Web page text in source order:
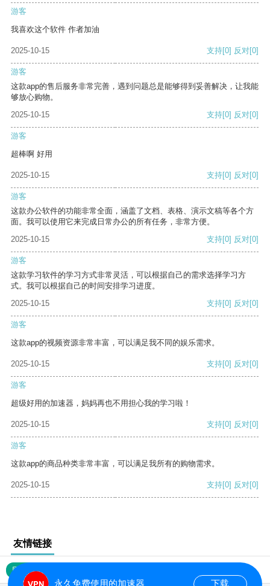
游客
我喜欢这个软件 作者加油
2025-10-15 支持[0] 反对[0]
游客
这款app的售后服务非常完善，遇到问题总是能够得到妥善解决，让我能
够放心购物。
2025-10-15
支持[0] 反对[0]
游客
超棒啊 好用
2025-10-15 支持[0] 反对[0]
游客
这款办公软件的功能非常全面，涵盖了文档、表格、演示文稿等各个方
面。我可以使用它来完成日常办公的所有任务，非常方便。
2025-10-15
支持[0] 反对[0]
游客
这款学习软件的学习方式非常灵活，可以根据自己的需求选择学习方
式。我可以根据自己的时间安排学习进度。
2025-10-15
支持[0] 反对[0]
游客
这款app的视频资源非常丰富，可以满足我不同的娱乐需求。
2025-10-15 支持[0] 反对[0]
游客
超级好用的加速器，妈妈再也不用担心我的学习啦！
2025-10-15 支持[0] 反对[0]
游客
这款app的商品种类非常丰富，可以满足我所有的购物需求。
2025-10-15 支持[0] 反对[0]
友情链接
网站地图
永久免费使用的加速器 下载